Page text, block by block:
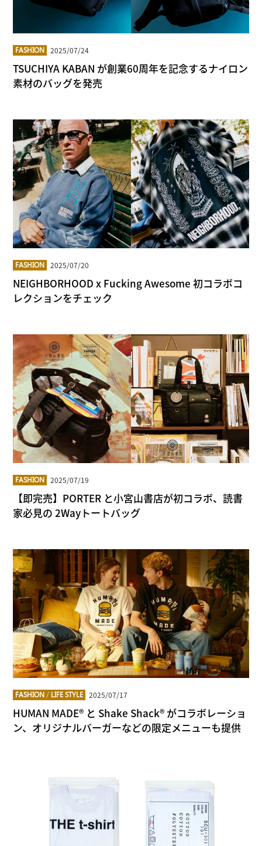
FASHION 2025/07/24
TSUCHIYA KABAN が創業60周年を記念するナイロン
素材のバッグを発売
FASHION 2025/07/20
NEIGHBORHOOD x Fucking Awesome 初コラボコ
レクションをチェック
FASHION 2025/07/19
【即完売】PORTER と小宮山書店が初コラボ、読書
家必見の 2Wayトートバッグ
FASHION / LIFE STYLE 2025/07/17
HUMAN MADE® と Shake Shack® がコラボレーショ
ン、オリジナルバーガーなどの限定メニューも提供